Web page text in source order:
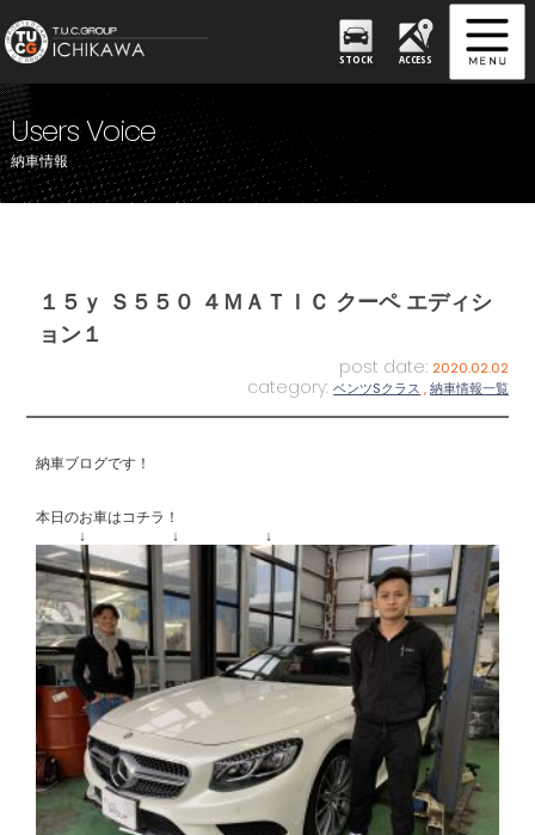
STOCK ACCESS
Users Voice
納車情報
１５ｙ Ｓ５５０ ４ＭＡＴＩＣ クーペ エディシ
ョン１
post date: 2020.02.02
category:ベンツSクラス ,納車情報一覧
納車ブログです！
本日のお車はコチラ！
↓ ↓ ↓